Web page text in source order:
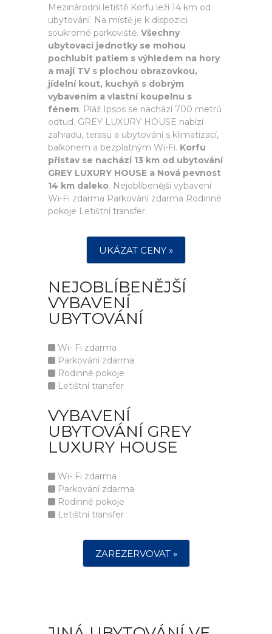
Mezinárodní letiště Korfu leží 14 km od
ubytování. Na místě je k dispozici
soukromé parkoviště. Všechny
ubytovací jednotky se mohou
pochlubit patiem s výhledem na hory
a mají TV s plochou obrazovkou,
jídelní kout, kuchyň s dobrým
vybavením a vlastní koupelnu s
fénem. Pláž Ipsos se nachází 700 metrů
odtud. GREY LUXURY HOUSE nabízí
zahradu, terasu a ubytování s klimatizací,
balkonem a bezplatným Wi-Fi. Korfu
přístav se nachází 13 km od ubytování
GREY LUXURY HOUSE a Nová pevnost
14 km daleko. Nejoblíbenější vybavení
Wi-Fi zdarma Parkování zdarma Rodinné
pokoje Letištní transfer.
UKÁZAT CENY »
NEJOBLÍBENĚJŠÍ
VYBAVENÍ
UBYTOVÁNÍ
Wi- Fi zdarma
Parkování zdarma
Rodinné pokoje
Letištní transfer
VYBAVENÍ
UBYTOVÁNÍ GREY
LUXURY HOUSE
Wi- Fi zdarma
Parkování zdarma
Rodinné pokoje
Letištní transfer
ZAREZERVOVAT »